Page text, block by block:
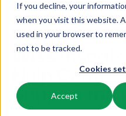
If you decline, your
when you visit this website.
used in your browser to
not to be tracked.
Cookies
Accept
BEX PMS
PMS
Verwalte alle Backoffice Abläufe.
Vermarkte dein Angebot auf
Unsere Lösungen
BEX für:
Ferienhäuser, Bungalows,
Ressourcen
Wissenswertes
BEX Educate | Pro
Preise
Artikel-Kategorien
Neu
Bereit für Innovation
Produkt
Von der Idee bis hin zur Lösung
Home Produkt
Von der
Help Centre:
Support mit